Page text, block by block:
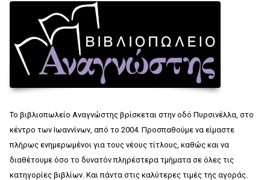
Το βιβλιοπωλείο Αναγνώστης βρίσκεται στην οδό Πυρσινέλλα, στο
κέντρο των Ιωαννίνων, από το 2004. Προσπαθούμε να είμαστε
πλήρως ενημερωμένοι για τους νέους τίτλους, καθώς και να
διαθέτουμε όσο το δυνατόν πληρέστερα τμήματα σε όλες τις
κατηγορίες βιβλίων. Και πάντα στις καλύτερες τιμές της αγοράς.